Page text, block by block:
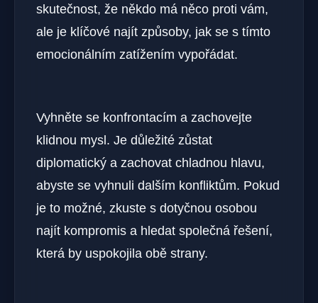
skutečnost, že někdo má něco proti vám,
ale je klíčové najít způsoby, jak se s tímto
emocionálním zatížením vypořádat.
Vyhněte se konfrontacím a zachovejte
klidnou mysl. Je důležité zůstat
diplomatický a zachovat chladnou hlavu,
abyste se vyhnuli dalším konfliktům. Pokud
je to možné, zkuste s dotyčnou osobou
najít kompromis a hledat společná řešení,
která by uspokojila obě strany.